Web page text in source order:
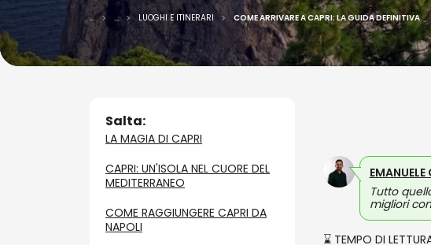
... ... LUOGHI E ITINERARI COME ARRIVARE A CAPRI: LA GUIDA DEFINITIVA
Salta:
LA MAGIA DI CAPRI
CAPRI: UN'ISOLA NEL CUORE DEL
MEDITERRANEO
COME RAGGIUNGERE CAPRI DA
NAPOLI
Tutto
migliori
⌛ TEMPO DI